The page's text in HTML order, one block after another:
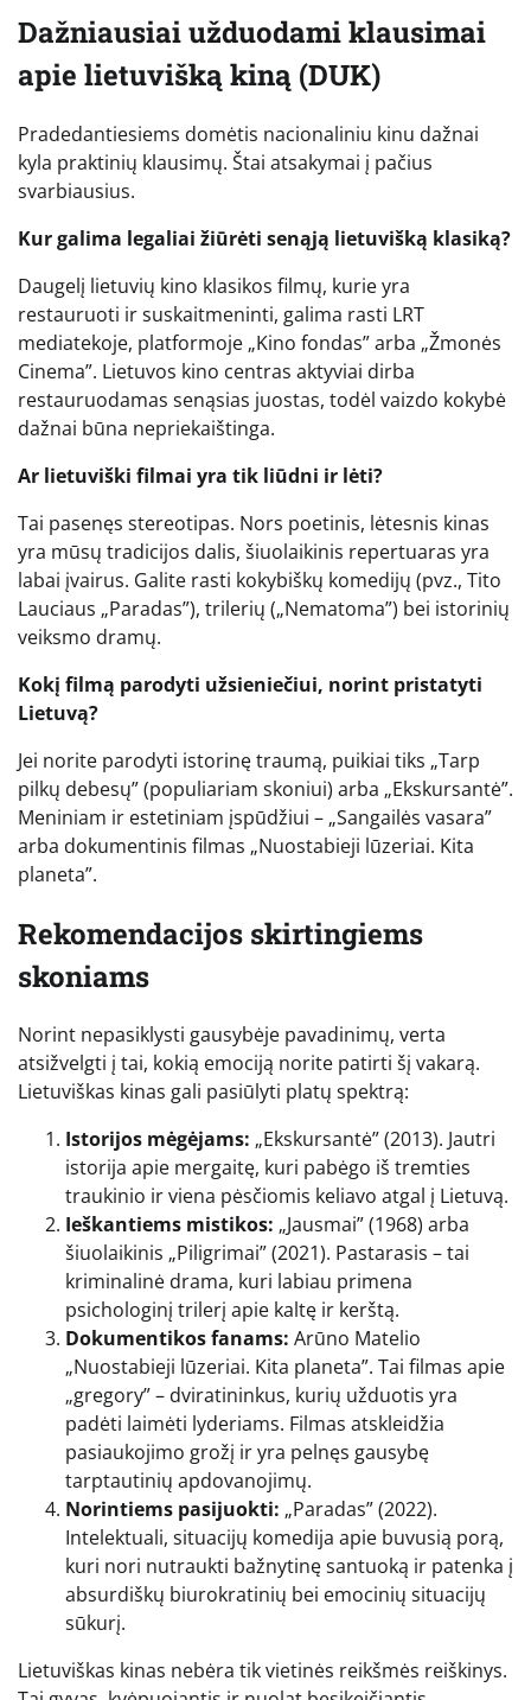
Dažniausiai užduodami klausimai
apie lietuvišką kiną (DUK)
Pradedantiesiems domėtis nacionaliniu kinu dažnai
kyla praktinių klausimų. Štai atsakymai į pačius
svarbiausius.
Kur galima legaliai žiūrėti senąją lietuvišką klasiką?
Daugelį lietuvių kino klasikos filmų, kurie yra
restauruoti ir suskaitmeninti, galima rasti LRT
mediatekoje, platformoje „Kino fondas” arba „Žmonės
Cinema”. Lietuvos kino centras aktyviai dirba
restauruodamas senąsias juostas, todėl vaizdo kokybė
dažnai būna nepriekaištinga.
Ar lietuviški filmai yra tik liūdni ir lėti?
Tai pasenęs stereotipas. Nors poetinis, lėtesnis kinas
yra mūsų tradicijos dalis, šiuolaikinis repertuaras yra
labai įvairus. Galite rasti kokybiškų komedijų (pvz., Tito
Lauciaus „Paradas”), trilerių („Nematoma”) bei istorinių
veiksmo dramų.
Kokį filmą parodyti užsieniečiui, norint pristatyti
Lietuvą?
Jei norite parodyti istorinę traumą, puikiai tiks „Tarp
pilkų debesų” (populiariam skoniui) arba „Ekskursantė”.
Meniniam ir estetiniam įspūdžiui – „Sangailės vasara”
arba dokumentinis filmas „Nuostabieji lūzeriai. Kita
planeta”.
Rekomendacijos skirtingiems
skoniams
Norint nepasiklysti gausybėje pavadinimų, verta
atsižvelgti į tai, kokią emociją norite patirti šį vakarą.
Lietuviškas kinas gali pasiūlyti platų spektrą:
Istorijos mėgėjams: „Ekskursantė” (2013). Jautri
istorija apie mergaitę, kuri pabėgo iš tremties
traukinio ir viena pėsčiomis keliavo atgal į Lietuvą.
Ieškantiems mistikos: „Jausmai” (1968) arba
šiuolaikinis „Piligrimai” (2021). Pastarasis – tai
kriminalinė drama, kuri labiau primena
psichologinį trilerį apie kaltę ir kerštą.
Dokumentikos fanams: Arūno Matelio
„Nuostabieji lūzeriai. Kita planeta”. Tai filmas apie
„gregory” – dviratininkus, kurių užduotis yra
padėti laimėti lyderiams. Filmas atskleidžia
pasiaukojimo grožį ir yra pelnęs gausybę
tarptautinių apdovanojimų.
Norintiems pasijuokti: „Paradas” (2022).
Intelektuali, situacijų komedija apie buvusią porą,
kuri nori nutraukti bažnytinę santuoką ir patenka į
absurdiškų biurokratinių bei emocinių situacijų
sūkurį.
Lietuviškas kinas nebėra tik vietinės reikšmės reiškinys.